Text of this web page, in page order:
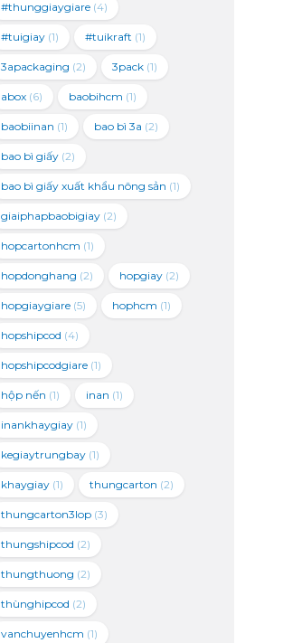
#thunggiaygiare (4)
#tuigiay (1) #tuikraft (1)
3apackaging (2) 3pack (1)
abox (6) baobihcm (1)
baobiinan (1) bao bì 3a (2)
bao bì giấy (2)
bao bì giấy xuất khẩu nông sản (1)
giaiphapbaobigiay (2)
hopcartonhcm (1)
hopdonghang (2) hopgiay (2)
hopgiaygiare (5) hophcm (1)
hopshipcod (4)
hopshipcodgiare (1)
hộp nến (1) inan (1)
inankhaygiay (1)
kegiaytrungbay (1)
khaygiay (1) thungcarton (2)
thungcarton3lop (3)
thungshipcod (2)
thungthuong (2)
thùnghipcod (2)
vanchuyenhcm (1)